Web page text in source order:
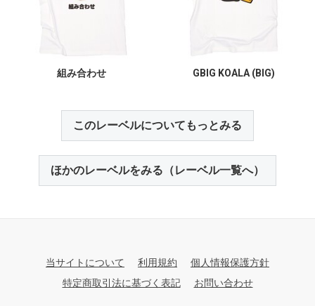
組み合わせ GBIG KOALA (BIG)
このレーベルについてもっとみる
ほかのレーベルをみる（レーベル一覧へ）
当サイトについて 利用規約
個人情報保護方針
特定商取引法に基づく表記
お問い合わせ